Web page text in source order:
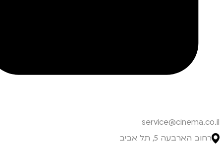
service@cinema.co.il
רחוב הארבעה 5, תל אביב